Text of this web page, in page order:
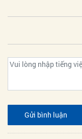
Gửi bình luận